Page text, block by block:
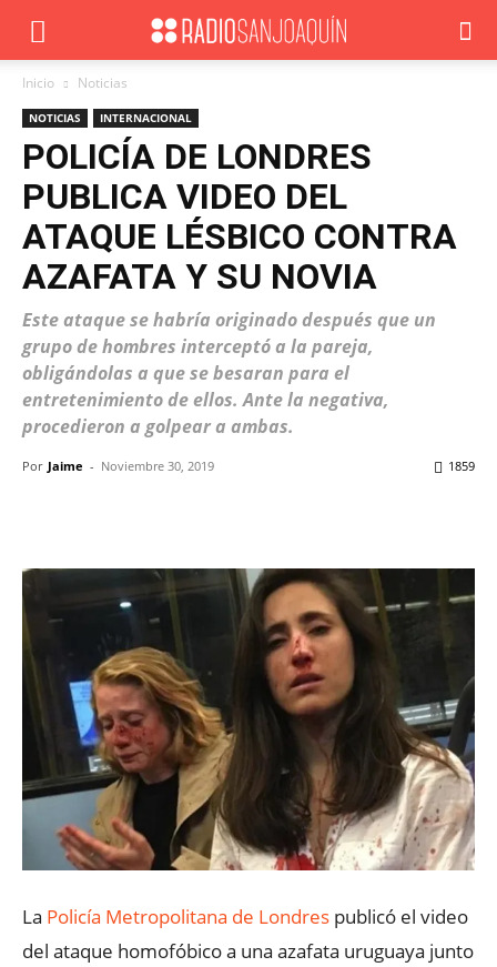
Inicio Noticias
NOTICIAS INTERNACIONAL
POLICÍA DE LONDRES
PUBLICA VIDEO DEL
ATAQUE LÉSBICO CONTRA
AZAFATA Y SU NOVIA
Este ataque se habría originado después que un
grupo de hombres interceptó a la pareja,
obligándolas a que se besaran para el
entretenimiento de ellos. Ante la negativa,
procedieron a golpear a ambas.
Por Jaime - Noviembre 30, 2019 1859
La Policía Metropolitana de Londres publicó el video
del ataque homofóbico a una azafata uruguaya junto